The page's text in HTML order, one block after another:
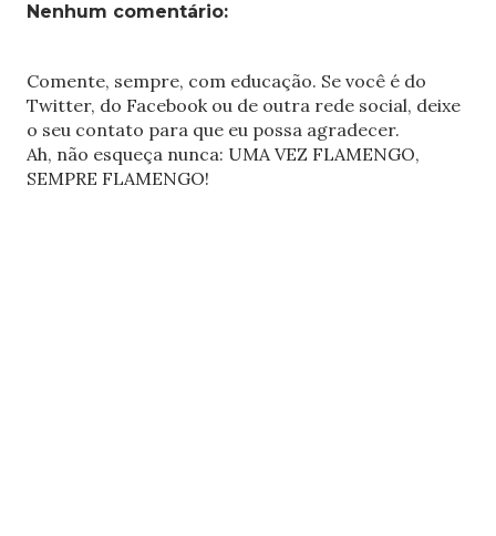
Nenhum comentário:
Comente, sempre, com educação. Se você é do
Twitter, do Facebook ou de outra rede social, deixe
o seu contato para que eu possa agradecer.
Ah, não esqueça nunca: UMA VEZ FLAMENGO,
SEMPRE FLAMENGO!